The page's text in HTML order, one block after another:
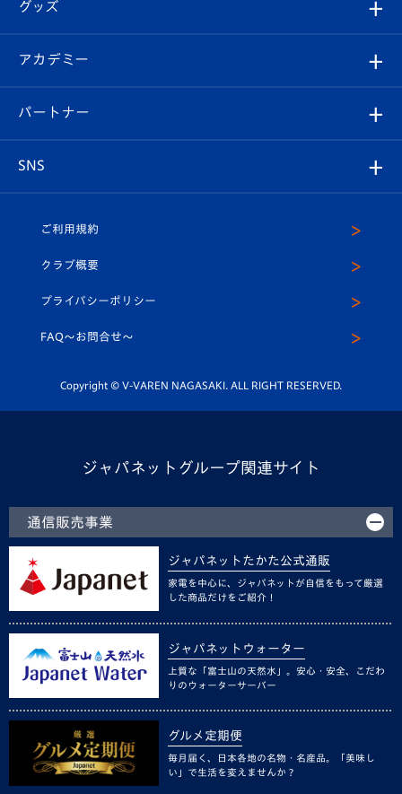
チケット
イベント
メディア
ホームタウン
スタッフプロフィール
マスコット紹介
平和祈念活動
ホームタウン活動
Revive Team
ヴィヴィくんの長崎おもてなしガイド
フォトギャラリー
スタジアムグルメ
V-LOVERS（ファンクラブ）
プレイヤーズスイート
グッズ
オンラインショップ
店舗情報
アカデミー
育成からのお知らせ
U-18
スクール
パートナー
SNS
ヴィヴィくんインスタグラム
公式LINE＠
ご利用規約
クラブ概要
プライバシーポリシー
FAQ〜お問合せ〜
Copyright © V-VAREN NAGASAKI. ALL RIGHT RESERVED.
ジャパネットグループ関連サイト
通信販売事業
ジャパネットたかた公式通販
家電を中心に、ジャパネットが自信をもって厳選
した商品だけをご紹介！
ジャパネットウォーター
上質な「富士山の天然水」。安心・安全、こだわ
りのウォーターサーバー
グルメ定期便
毎月届く、日本各地の名物・名産品。「美味し
い」で生活を変えませんか？